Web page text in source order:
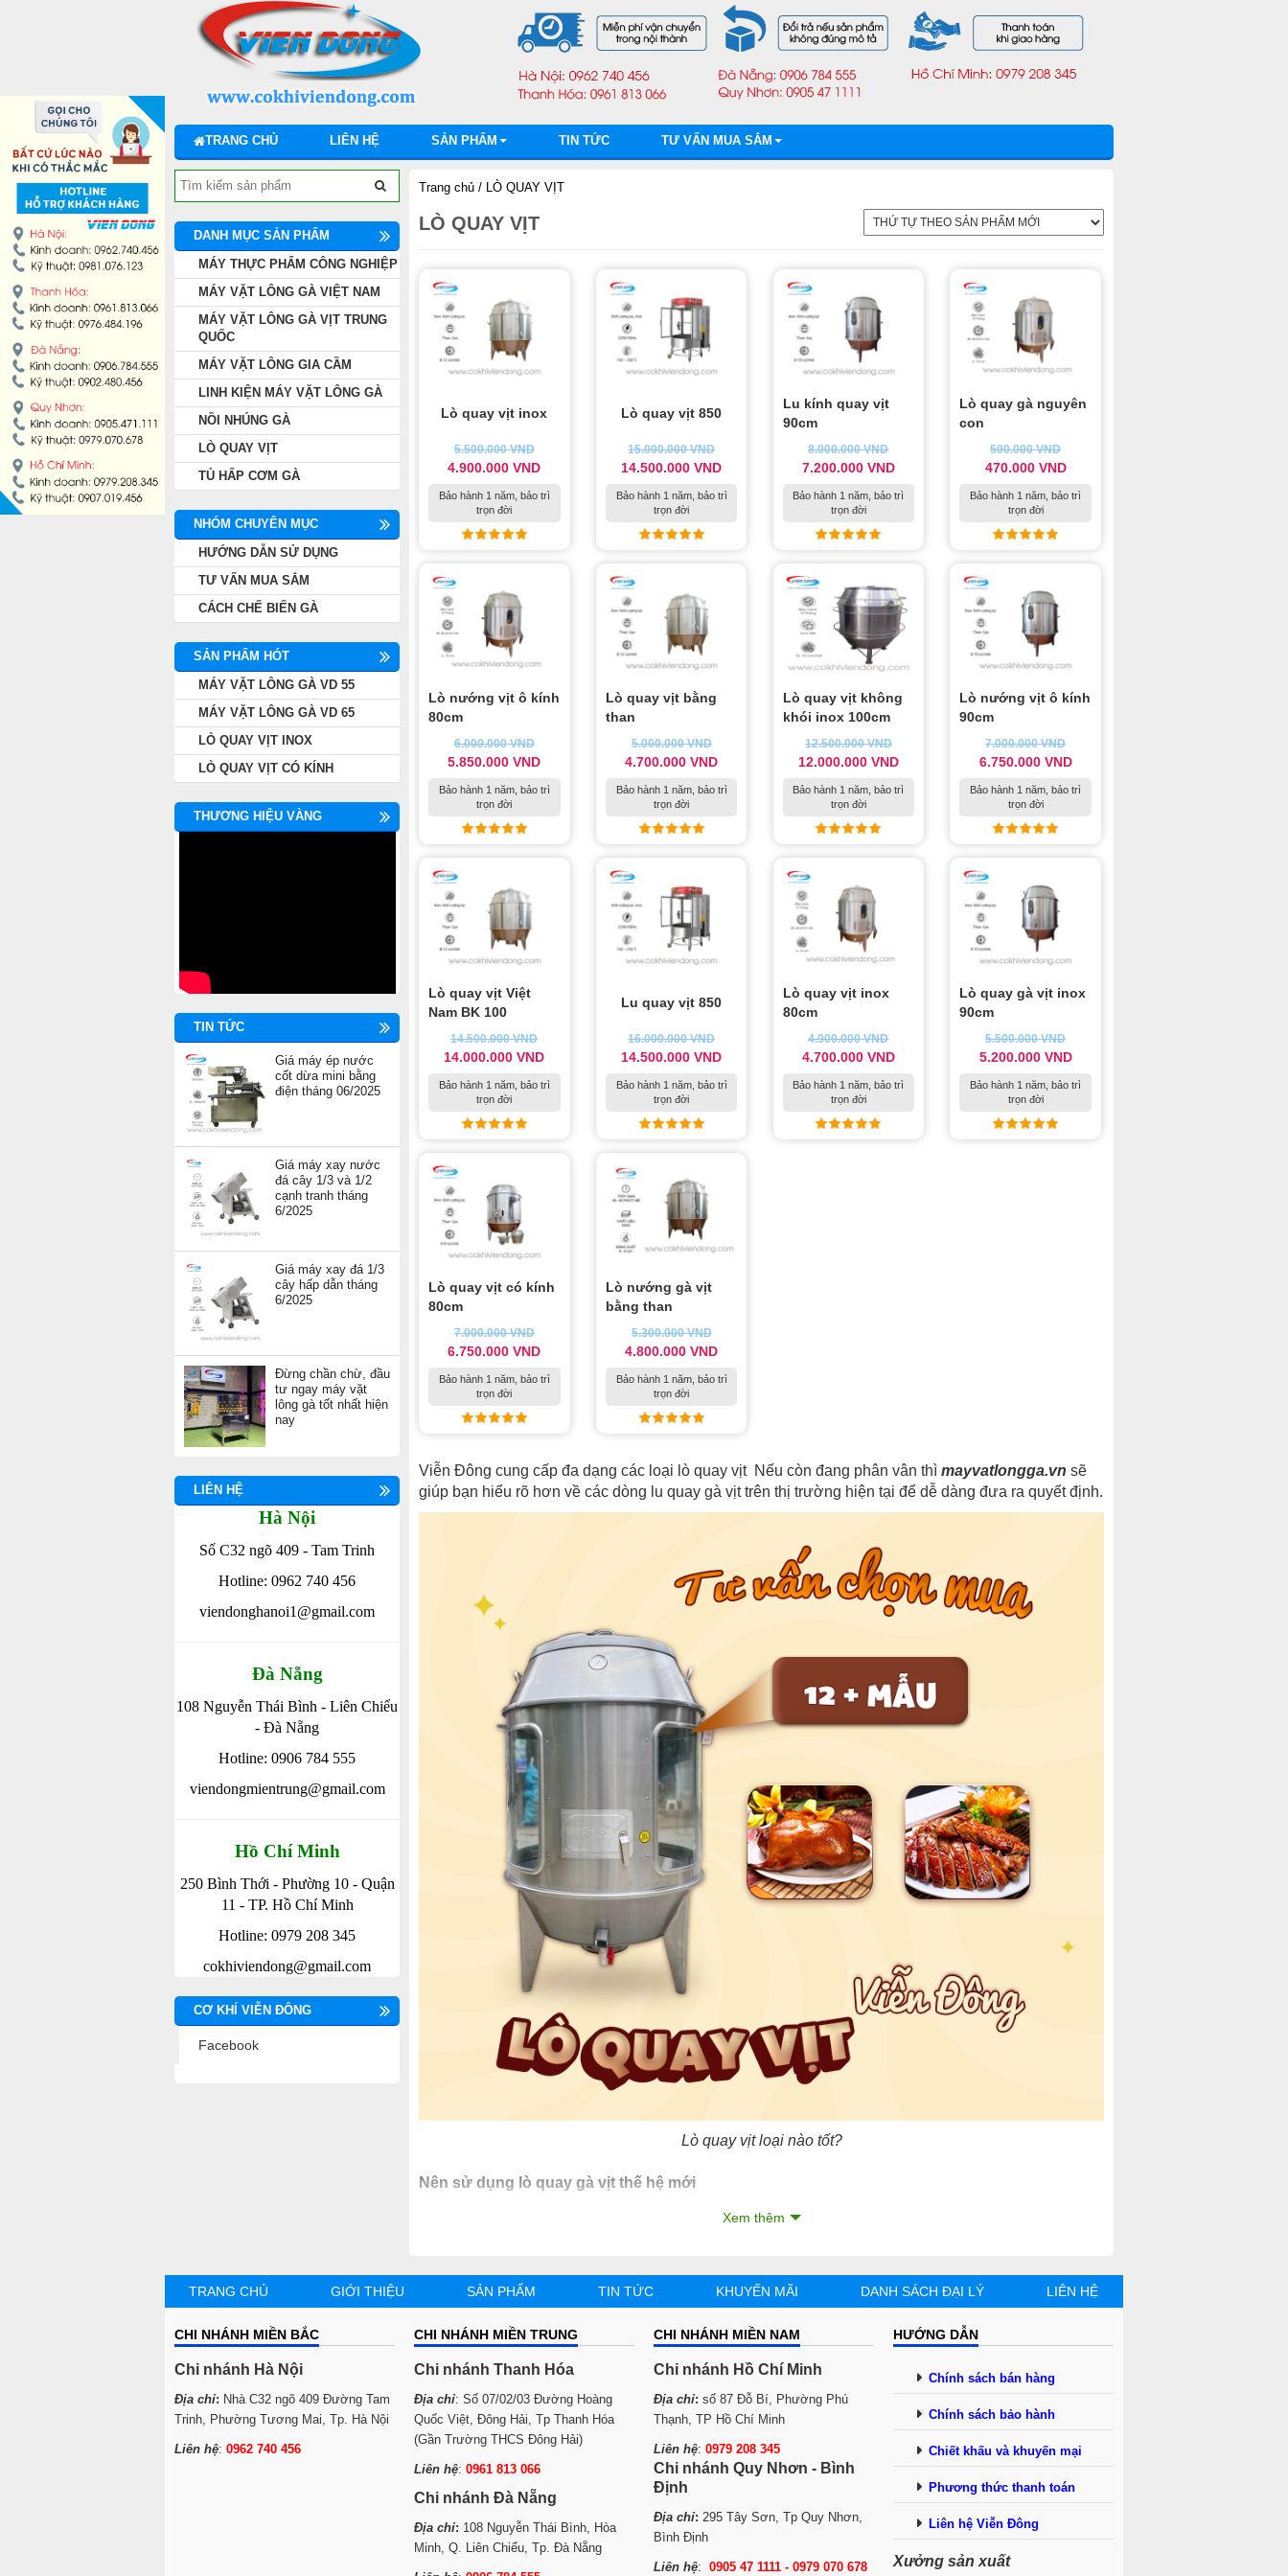
TRANG CHỦ LIÊN HỆ SẢN PHẨM TIN TỨC TƯ VẤN MUA SẮM
Trang chủ / LÒ QUAY VỊT
LÒ QUAY VỊT
Lò quay vịt inox
5.500.000VND
4.900.000VND
Bảo hành 1 năm, bảo trì
trọn đời
Lò quay vịt 850
15.000.000VND
14.500.000VND
Bảo hành 1 năm, bảo trì
trọn đời
Lu kính quay vịt
90cm
8.000.000VND
7.200.000 VND
Bảo hành 1 năm, bảo trì
trọn đời
Lò quay gà nguyên
con
500.000VND
470.000 VND
Bảo hành 1 năm, bảo trì
trọn đời
Lò nướng vịt ô kính
80cm
6.000.000VND
5.850.000VND
Bảo hành 1 năm, bảo trì
trọn đời
Lò quay vịt bằng
than
5.000.000VND
4.700.000VND
Bảo hành 1 năm, bảo trì
trọn đời
Lò quay vịt không
khói inox 100cm
12.500.000VND
12.000.000 VND
Bảo hành 1 năm, bảo trì
trọn đời
Lò nướng vịt ô kính
90cm
7.000.000VND
6.750.000 VND
Bảo hành 1 năm, bảo trì
trọn đời
Lò quay vịt Việt
Nam BK 100
14.500.000VND
14.000.000VND
Bảo hành 1 năm, bảo trì
trọn đời
Lu quay vịt 850
16.000.000VND
14.500.000VND
Bảo hành 1 năm, bảo trì
trọn đời
Lò quay vịt inox
80cm
4.900.000VND
4.700.000 VND
Bảo hành 1 năm, bảo trì
trọn đời
Lò quay gà vịt inox
90cm
5.500.000VND
5.200.000 VND
Bảo hành 1 năm, bảo trì
trọn đời
Lò quay vịt có kính
80cm
7.000.000VND
6.750.000VND
Bảo hành 1 năm, bảo trì
trọn đời
Lò nướng gà vịt
bằng than
5.300.000VND
4.800.000VND
Bảo hành 1 năm, bảo trì
trọn đời
Viễn Đông cung cấp đa dạng các loại lò quay vịt Nếu còn đang phân vân thì mayvatlongga.vn sẽ
giúp bạn hiểu rõ hơn về các dòng lu quay gà vịt trên thị trường hiện tại để dễ dàng đưa ra quyết định.
Lò quay vịt loại nào tốt?
Nên sử dụng lò quay gà vịt thế hệ mới
– Bạn không cần lo lắng về khói bụi khi nướng gà vịt, thiết kế dạng lu tròn khép kín giúp vịt quay
Xem thêm
DANH MỤC SẢN PHẨM
MÁY THỰC PHẨM CÔNG NGHIỆP
MÁY VẶT LÔNG GÀ VIỆT NAM
MÁY VẶT LÔNG GÀ VỊT TRUNG
QUỐC
MÁY VẶT LÔNG GIA CẦM
LINH KIỆN MÁY VẶT LÔNG GÀ
NỒI NHÚNG GÀ
LÒ QUAY VỊT
TỦ HẤP CƠM GÀ
NHÓM CHUYÊN MỤC
HƯỚNG DẪN SỬ DỤNG
TƯ VẤN MUA SẮM
CÁCH CHẾ BIẾN GÀ
SẢN PHẨM HÓT
MÁY VẶT LÔNG GÀ VD 55
MÁY VẶT LÔNG GÀ VD 65
LÒ QUAY VỊT INOX
LÒ QUAY VỊT CÓ KÍNH
THƯƠNG HIỆU VÀNG
TIN TỨC
Giá máy ép nước
cốt dừa mini bằng
điện tháng 06/2025
Giá máy xay nước
đá cây 1/3 và 1/2
cạnh tranh tháng
6/2025
Giá máy xay đá 1/3
cây hấp dẫn tháng
6/2025
Đừng chần chừ, đầu
tư ngay máy vặt
lông gà tốt nhất hiện
nay
LIÊN HỆ
Hà Nội
Số C32 ngõ 409 - Tam Trinh
Hotline: 0962 740 456
viendonghanoi1@gmail.com
Đà Nẵng
108 Nguyễn Thái Bình - Liên Chiểu
- Đà Nẵng
Hotline: 0906 784 555
viendongmientrung@gmail.com
Hồ Chí Minh
250 Bình Thới - Phường 10 - Quận
11 - TP. Hồ Chí Minh
Hotline: 0979 208 345
cokhiviendong@gmail.com
CƠ KHÍ VIỄN ĐÔNG
Facebook
TRANG CHỦ GIỚI THIỆU SẢN PHẨM TIN TỨC KHUYẾN MÃI DANH SÁCH ĐẠI LÝ LIÊN HỆ
CHI NHÁNH MIỀN BẮC
Chi nhánh Hà Nội
Địa chỉ: Nhà C32 ngõ 409 Đường Tam
Trinh, Phường Tương Mai, Tp. Hà Nội
Liên hệ: 0962 740 456
CHI NHÁNH MIỀN TRUNG
Chi nhánh Thanh Hóa
Địa chỉ: Số 07/02/03 Đường Hoàng
Quốc Việt, Đông Hải, Tp Thanh Hóa
(Gần Trường THCS Đông Hải)
Liên hệ: 0961 813 066
Chi nhánh Đà Nẵng
Địa chỉ: 108 Nguyễn Thái Bình, Hòa
Minh, Q. Liên Chiểu, Tp. Đà Nẵng
CHI NHÁNH MIỀN NAM
Chi nhánh Hồ Chí Minh
Địa chỉ: số 87 Đỗ Bí, Phường Phú
Thạnh, TP Hồ Chí Minh
Liên hệ: 0979 208 345
Chi nhánh Quy Nhơn - Bình
Định
Địa chỉ: 295 Tây Sơn, Tp Quy Nhơn,
Bình Định
Liên hệ: 0905 47 1111 - 0979 070 678
HƯỚNG DẪN
Chính sách bán hàng
Chính sách bảo hành
Chiết khấu và khuyến mại
Phương thức thanh toán
Liên hệ Viễn Đông
Xưởng sản xuất
MÁY THỰC PHẨM CÔNG NGHIỆP
MÁY VẶT LÔNG GÀ VIỆT NAM
MÁY VẶT LÔNG GÀ VỊT TRUNG QUỐC
MÁY VẶT LÔNG GIA CẦM
LINH KIỆN MÁY VẶT LÔNG GÀ
NỒI NHÚNG GÀ
LÒ QUAY VỊT
TỦ HẤP CƠM GÀ